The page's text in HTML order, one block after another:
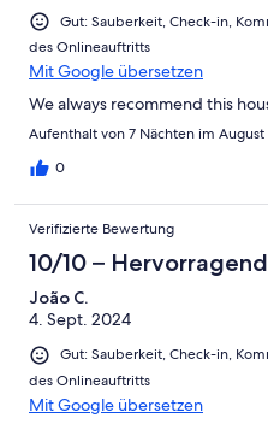
Gut: Sauberkeit, Check-in,
des Onlineauftritts
Mit Google übersetzen
We always recommend this
Aufenthalt von 7 Nächten im
0
Verifizierte Bewertung
10/10 – Hervorragend
João C.
4. Sept. 2024
Gut: Sauberkeit, Check-in,
des Onlineauftritts
Mit Google übersetzen